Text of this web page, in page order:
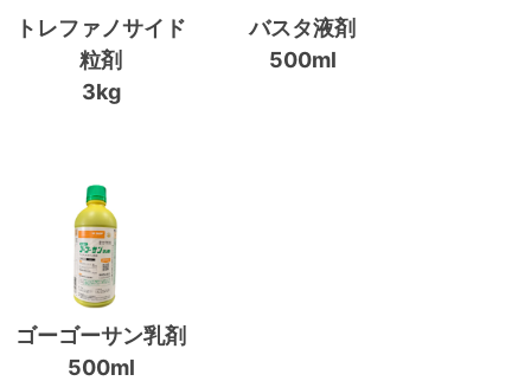
トレファノサイド
粒剤
3kg
バスタ液剤
500ml
ゴーゴーサン乳剤
500ml